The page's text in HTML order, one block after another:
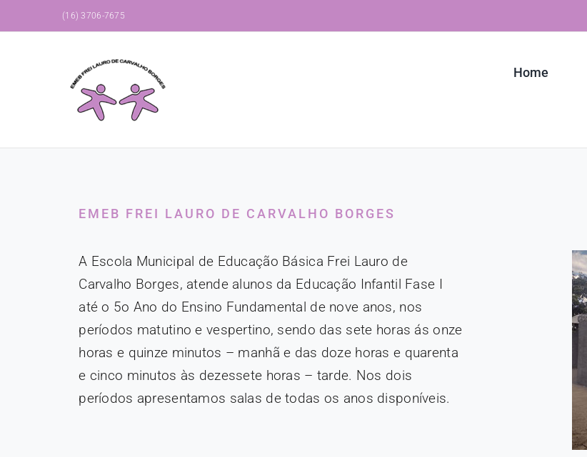
para
(16) 3706-7675
Home
EMEB FREI LAURO DE CARVALHO BORGES
A Escola Municipal de Educação Básica Frei Lauro de
Carvalho Borges, atende alunos da Educação Infantil Fase I
até o 5o Ano do Ensino Fundamental de nove anos, nos
períodos matutino e vespertino, sendo das sete horas ás onze
horas e quinze minutos – manhã e das doze horas e quarenta
e cinco minutos às dezessete horas – tarde. Nos dois
períodos apresentamos salas de todas os anos disponíveis.